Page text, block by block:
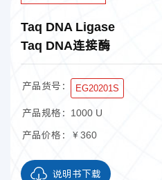
Taq DNA Ligase
Taq DNA连接酶
产品货号： EG20201S
产品规格： 1000 U
产品价格：
￥360
说明书下载